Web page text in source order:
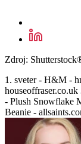
Zdroj:
1. sveter - H&M -
- Plush Snowflake
Beanie -